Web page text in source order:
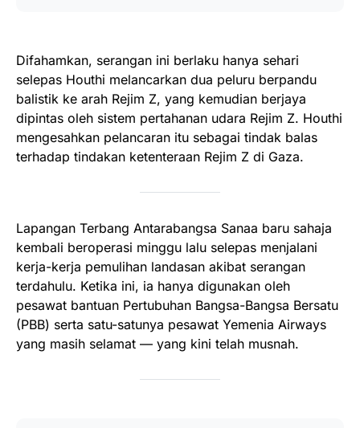
Difahamkan, serangan ini berlaku hanya sehari
selepas Houthi melancarkan dua peluru berpandu
balistik ke arah Rejim Z, yang kemudian berjaya
dipintas oleh sistem pertahanan udara Rejim Z. Houthi
mengesahkan pelancaran itu sebagai tindak balas
terhadap tindakan ketenteraan Rejim Z di Gaza.
Lapangan Terbang Antarabangsa Sanaa baru sahaja
kembali beroperasi minggu lalu selepas menjalani
kerja-kerja pemulihan landasan akibat serangan
terdahulu. Ketika ini, ia hanya digunakan oleh
pesawat bantuan Pertubuhan Bangsa-Bangsa Bersatu
(PBB) serta satu-satunya pesawat Yemenia Airways
yang masih selamat — yang kini telah musnah.